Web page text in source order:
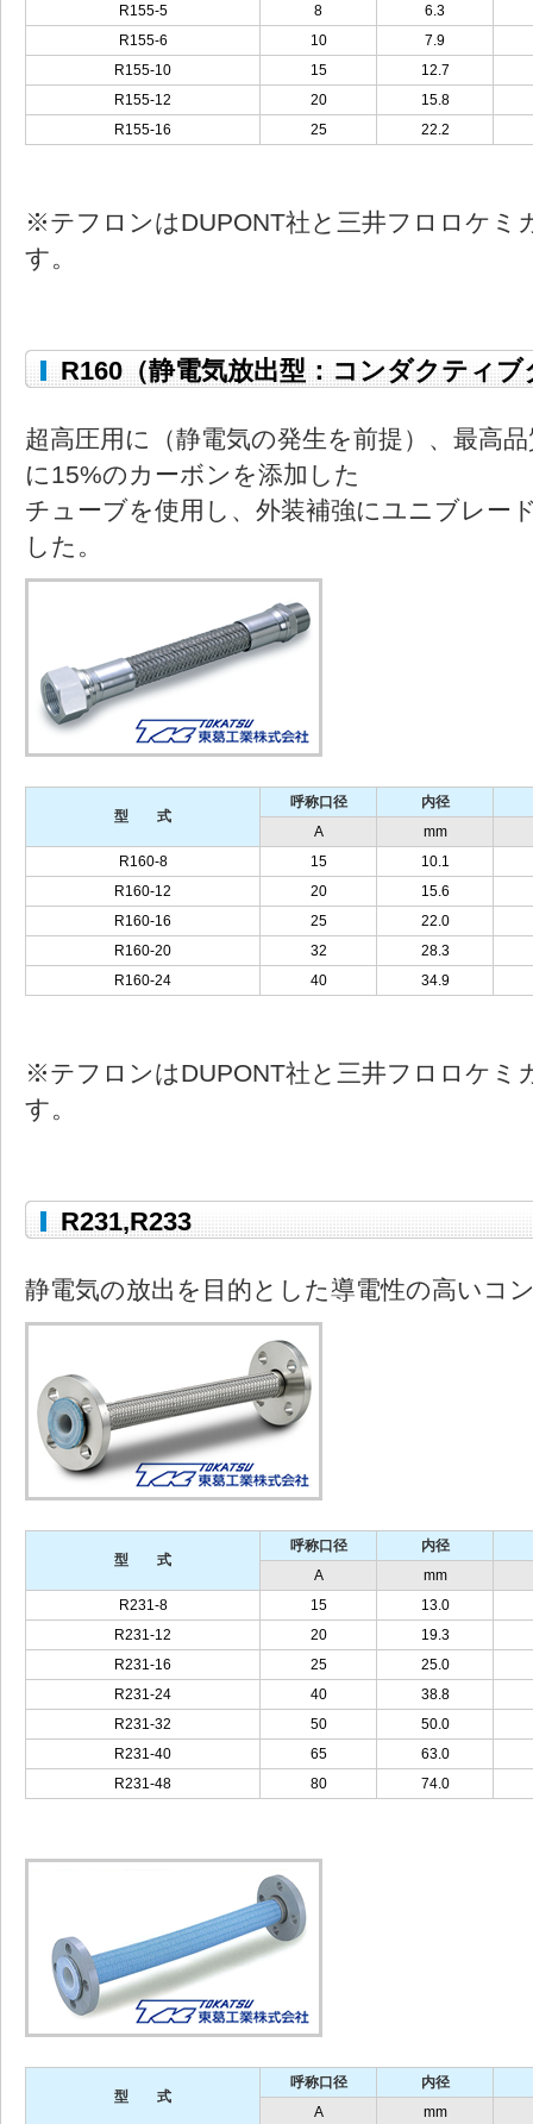
R155-5
8
6.3
R155-6
10
7.9
R155-10
15
12.7
R155-12
20
15.8
R155-16
25 22.2
※テフロンはDUPONT社と三井フロロケミ
す。
R160（静電気放出型：コンダクティブ
超高圧用に（静電気の発生を前提）、最高
に15%のカーボンを添加した
チューブを使用し、外装補強にユニブレー
した。
型 式
呼称口径
内径
A
mm
R160-8
15
10.1
R160-12
20
15.6
R160-16
25
22.0
R160-20
32
28.3
R160-24
40 34.9
※テフロンはDUPONT社と三井フロロケミ
す。
R231,R233
静電気の放出を目的とした導電性の高いコ
型 式
呼称口径
内径
A
mm
R231-8
15
13.0
R231-12
20
19.3
R231-16
25
25.0
R231-24
40
38.8
R231-32
50
50.0
R231-40
65
63.0
R231-48
80 74.0
型 式
呼称口径
内径
A
mm